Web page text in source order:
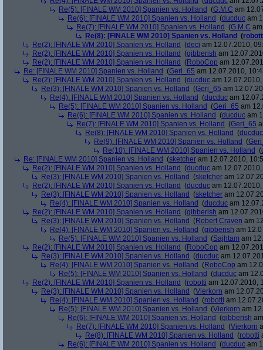
Re(5): [FINALE WM 2010] Spanien vs. Holland (G.M.C am
Re(6): [FINALE WM 2010] Spanien vs. Holland (ducduc am
Re(7): [FINALE WM 2010] Spanien vs. Holland (G.M.C
Re(8): [FINALE WM 2010] Spanien vs. Holland (
Re(2): [FINALE WM 2010] Spanien vs. Holland (deci am 12.07.2010,
Re(2): [FINALE WM 2010] Spanien vs. Holland (gibberish am
Re(2): [FINALE WM 2010] Spanien vs. Holland (RoboCop am
Re: [FINALE WM 2010] Spanien vs. Holland (Geri_65 am 12.07.2010,
Re(2): [FINALE WM 2010] Spanien vs. Holland (ducduc am
Re(3): [FINALE WM 2010] Spanien vs. Holland (Geri_65 am
Re(4): [FINALE WM 2010] Spanien vs. Holland (ducduc am
Re(5): [FINALE WM 2010] Spanien vs. Holland (Geri_65 am
Re(6): [FINALE WM 2010] Spanien vs. Holland (ducduc am
Re(7): [FINALE WM 2010] Spanien vs. Holland (Geri_65
Re(8): [FINALE WM 2010] Spanien vs. Holland (ducduc
Re(9): [FINALE WM 2010] Spanien vs. Holland (
Re(10): [FINALE WM 2010] Spanien vs. Holland (
Re: [FINALE WM 2010] Spanien vs. Holland (sketcher am 12.07.2010,
Re(2): [FINALE WM 2010] Spanien vs. Holland (ducduc am
Re(3): [FINALE WM 2010] Spanien vs. Holland (sketcher am
Re(2): [FINALE WM 2010] Spanien vs. Holland (ducduc am
Re(3): [FINALE WM 2010] Spanien vs. Holland (sketcher am
Re(4): [FINALE WM 2010] Spanien vs. Holland (ducduc am
Re(2): [FINALE WM 2010] Spanien vs. Holland (gibberish am
Re(3): [FINALE WM 2010] Spanien vs. Holland (Robert Craven am
Re(4): [FINALE WM 2010] Spanien vs. Holland (gibberish am
Re(5): [FINALE WM 2010] Spanien vs. Holland (Sajhtam am
Re(2): [FINALE WM 2010] Spanien vs. Holland (RoboCop am
Re(3): [FINALE WM 2010] Spanien vs. Holland (ducduc am
Re(4): [FINALE WM 2010] Spanien vs. Holland (RoboCop am
Re(5): [FINALE WM 2010] Spanien vs. Holland (ducduc am
Re(2): [FINALE WM 2010] Spanien vs. Holland (robotti am 12.07.2010,
Re(3): [FINALE WM 2010] Spanien vs. Holland (Vierkorn am
Re(4): [FINALE WM 2010] Spanien vs. Holland (robotti am
Re(5): [FINALE WM 2010] Spanien vs. Holland (Vierkorn am
Re(6): [FINALE WM 2010] Spanien vs. Holland (gibberish
Re(7): [FINALE WM 2010] Spanien vs. Holland (Vierkorn
Re(8): [FINALE WM 2010] Spanien vs. Holland (robotti
Re(6): [FINALE WM 2010] Spanien vs. Holland (ducduc am